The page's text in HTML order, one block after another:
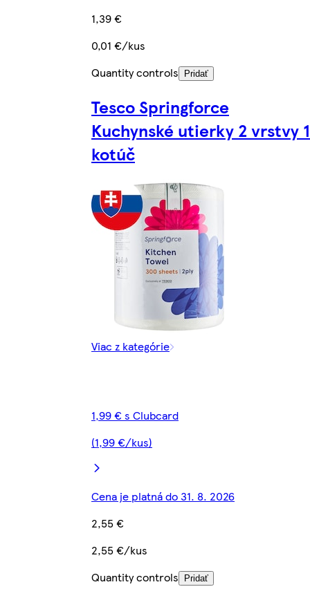
1,39 €
0,01 €/kus
Quantity controls
Pridať
Tesco Springforce
Kuchynské utierky 2 vrstvy 1
kotúč
Viac z kategórie
1,99 € s Clubcard
(1,99 €/kus)
Cena je platná do 31. 8. 2026
2,55 €
2,55 €/kus
Quantity controls
Pridať